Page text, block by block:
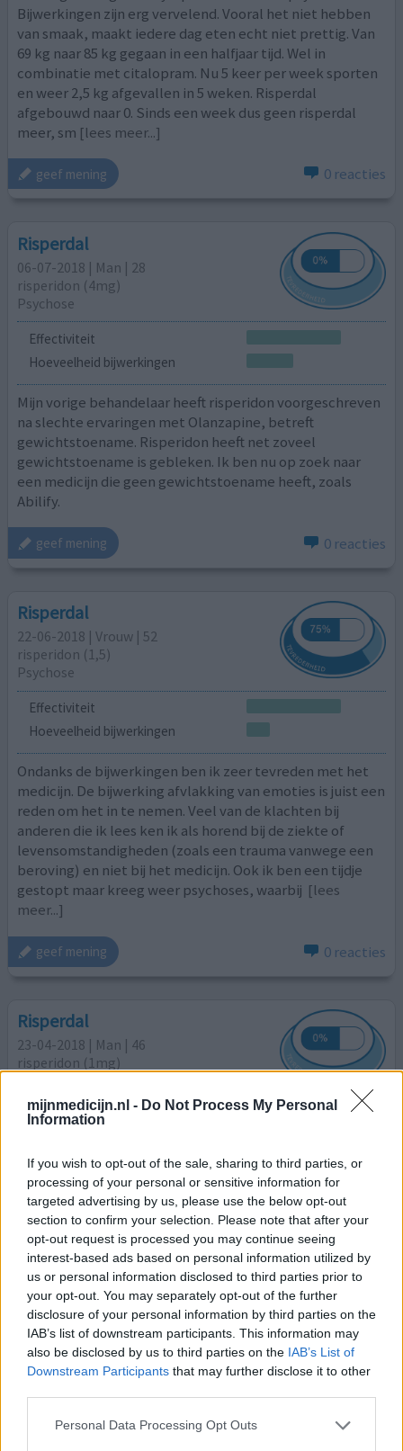
mijnmedicijn.nl - Do Not Process My Personal
Information
If you wish to opt-out of the sale, sharing to third parties, or
processing of your personal or sensitive information for
targeted advertising by us, please use the below opt-out
section to confirm your selection. Please note that after your
opt-out request is processed you may continue seeing
interest-based ads based on personal information utilized by
us or personal information disclosed to third parties prior to
your opt-out. You may separately opt-out of the further
disclosure of your personal information by third parties on the
IAB’s list of downstream participants. This information may
also be disclosed by us to third parties on the IAB’s List of
Downstream Participants that may further disclose it to other
Personal Data Processing Opt Outs
Bijwerkingen zijn erg vervelend. Vooral het niet hebben
van smaak, maakt iedere dag eten echt niet prettig. Van
69 kg naar 85 kg gegaan in een halfjaar tijd. Wel in
combinatie met citalopram. Nu 5 keer per week sporten
en weer 2,5 kg afgevallen in 5 weken. Risperdal
afgebouwd naar 0. Sinds een week dus geen risperdal
meer, sm [lees meer...]
geef mening 0 reacties
Risperdal
06-07-2018 | Man | 28
risperidon (4mg)
Psychose
Effectiviteit
Hoeveelheid bijwerkingen
Mijn vorige behandelaar heeft risperidon voorgeschreven
na slechte ervaringen met Olanzapine, betreft
gewichtstoename. Risperidon heeft net zoveel
gewichtstoename is gebleken. Ik ben nu op zoek naar
een medicijn die geen gewichtstoename heeft, zoals
Abilify.
geef mening 0 reacties
Risperdal
22-06-2018 | Vrouw | 52
risperidon (1,5)
Psychose
Effectiviteit
Hoeveelheid bijwerkingen
Ondanks de bijwerkingen ben ik zeer tevreden met het
medicijn. De bijwerking afvlakking van emoties is juist een
reden om het in te nemen. Veel van de klachten bij
anderen die ik lees ken ik als horend bij de ziekte of
levensomstandigheden (zoals een trauma vanwege een
beroving) en niet bij het medicijn. Ook ik ben een tijdje
gestopt maar kreeg weer psychoses, waarbij [lees
meer...]
geef mening 0 reacties
Risperdal
23-04-2018 | Man | 46
risperidon (1mg)
Effectiviteit
Gebruik dit middel al meer dan 14 jaar zonder al te veel
problemen.Ik gebruik 1 mg dit is net genoeg om nog te
kunnen werken maar eigenlijk is het te weinig.Maar
wanneer ik meer dan 1 mg neem kan ik niet meer werken.
Ik werk 20 uur pw dat is wat ik aankan. Nu na 14 jr kan ik
niet goed meer plassen. Krijg geen signaal dat ik moet
gaan plassen liep 2 dgn rond zonder te pl[lees meer...]
geef mening 0 reacties
28-01-2018 | Man | 47